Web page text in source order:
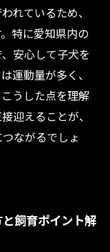
れているため、
特に愛知県内の
安心して子犬を
運動量が多く、
うした点を理解
迎えることが、
ながるでしょ
飼育ポイント解